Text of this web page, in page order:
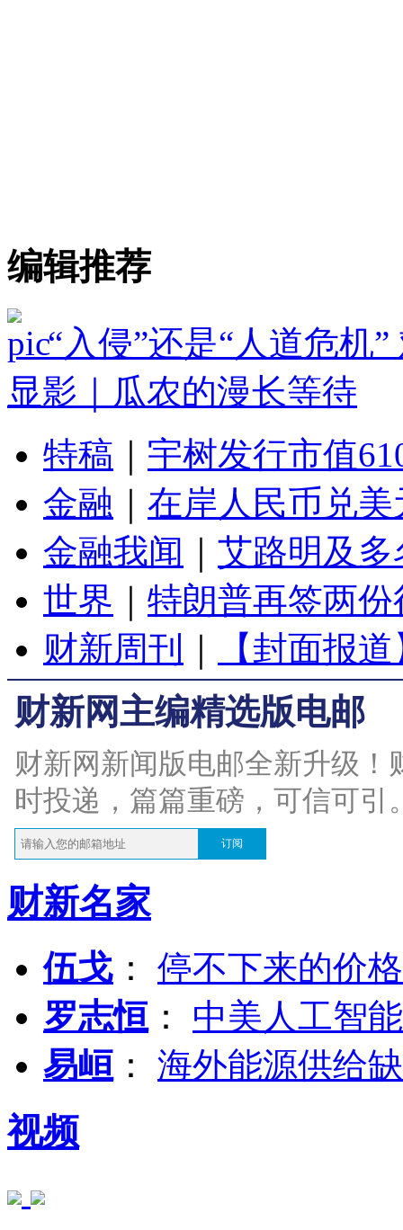
编辑推荐
“入侵”还是“人道危机
显影｜瓜农的漫长等待
特稿
宇树发行市值
金融
在岸人民币兑
金融我闻
艾路明及
世界
特朗普再签两
财新周刊
【封面报
财新网主编精选版电邮
财新网新闻版电邮全新升级
时投递，篇篇重磅，可信可引
订阅
财新名家
伍戈 ： 停不下来的价
罗志恒 ： 中美人工智
易峘 ： 海外能源供给
视频